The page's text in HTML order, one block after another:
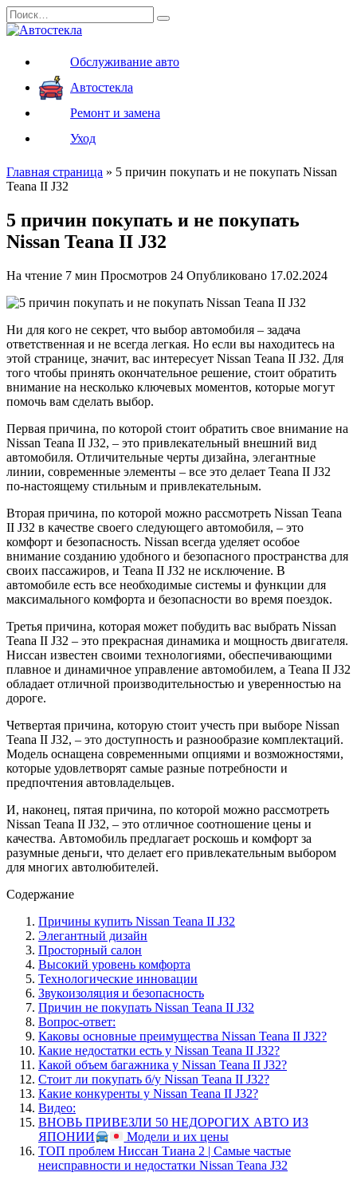
Перейти
к
Search
for:
Обслуживание авто
Автостекла
Ремонт и замена
Уход
Главная страница » 5 причин покупать и не покупать Nissan
Teana II J32
5 причин покупать и не покупать
Nissan Teana II J32
На чтение 7 мин Просмотров 24 Опубликовано 17.02.2024
Ни для кого не секрет, что выбор автомобиля – задача
ответственная и не всегда легкая. Но если вы находитесь на
этой странице, значит, вас интересует Nissan Teana II J32. Для
того чтобы принять окончательное решение, стоит обратить
внимание на несколько ключевых моментов, которые могут
помочь вам сделать выбор.
Первая причина, по которой стоит обратить свое внимание на
Nissan Teana II J32, – это привлекательный внешний вид
автомобиля. Отличительные черты дизайна, элегантные
линии, современные элементы – все это делает Teana II J32
по-настоящему стильным и привлекательным.
Вторая причина, по которой можно рассмотреть Nissan Teana
II J32 в качестве своего следующего автомобиля, – это
комфорт и безопасность. Nissan всегда уделяет особое
внимание созданию удобного и безопасного пространства для
своих пассажиров, и Teana II J32 не исключение. В
автомобиле есть все необходимые системы и функции для
максимального комфорта и безопасности во время поездок.
Третья причина, которая может побудить вас выбрать Nissan
Teana II J32 – это прекрасная динамика и мощность двигателя.
Ниссан известен своими технологиями, обеспечивающими
плавное и динамичное управление автомобилем, а Teana II J32
обладает отличной производительностью и уверенностью на
дороге.
Четвертая причина, которую стоит учесть при выборе Nissan
Teana II J32, – это доступность и разнообразие комплектаций.
Модель оснащена современными опциями и возможностями,
которые удовлетворят самые разные потребности и
предпочтения автовладельцев.
И, наконец, пятая причина, по которой можно рассмотреть
Nissan Teana II J32, – это отличное соотношение цены и
качества. Автомобиль предлагает роскошь и комфорт за
разумные деньги, что делает его привлекательным выбором
для многих автолюбителей.
Содержание
Причины купить Nissan Teana II J32
Элегантный дизайн
Просторный салон
Высокий уровень комфорта
Технологические инновации
Звукоизоляция и безопасность
Причин не покупать Nissan Teana II J32
Вопрос-ответ:
Каковы основные преимущества Nissan Teana II J32?
Какие недостатки есть у Nissan Teana II J32?
Какой объем багажника у Nissan Teana II J32?
Стоит ли покупать б/у Nissan Teana II J32?
Какие конкуренты у Nissan Teana II J32?
Видео:
ВНОВЬ ПРИВЕЗЛИ 50 НЕДОРОГИХ АВТО ИЗ
ЯПОНИИ
Модели и их цены
ТОП проблем Ниссан Тиана 2 | Самые частые
неисправности и недостатки Nissan Teana J32